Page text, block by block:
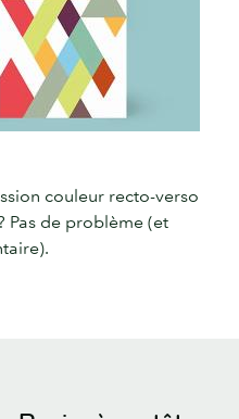
couleur recto-verso
Pas de problème (et